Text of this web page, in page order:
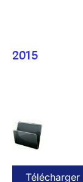
2015
Télécharger